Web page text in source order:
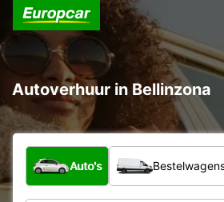
Autoverhuur in Bellinzona
Welk type voertuig?
Auto's